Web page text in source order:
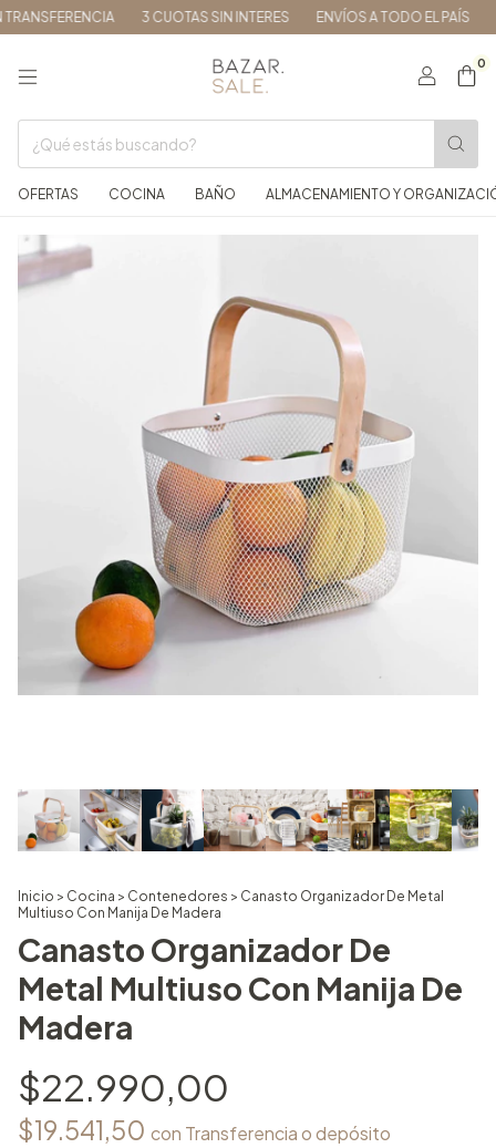
3 CUOTAS SIN INTERES ENVÍOS A TODO EL PAÍS
0
OFERTAS COCINA BAÑO ALMACENAMIENTO Y
Inicio > Cocina > Contenedores > Canasto Organizador De Metal
Multiuso Con Manija De Madera
Canasto Organizador De
Metal Multiuso Con Manija De
Madera
$22.990,00
$19.541,50 con Transferencia o depósito